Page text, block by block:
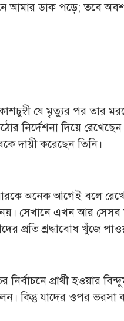
আমার ডাক পড়ে; তবে
যে মৃত্যুর পর তার
নির্দেশনা দিয়ে
দায়ী করেছেন তিনি।
অনেক আগেই বলে
সেখানে এখন আর সেসব
প্রতি শ্রদ্ধাবোধ খুঁজে
নির্বাচনে প্রার্থী হওয়ার
কিন্তু যাদের ওপর